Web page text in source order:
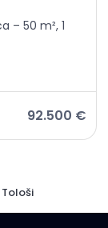
– 50 m², 1
92.500 €
Tološi